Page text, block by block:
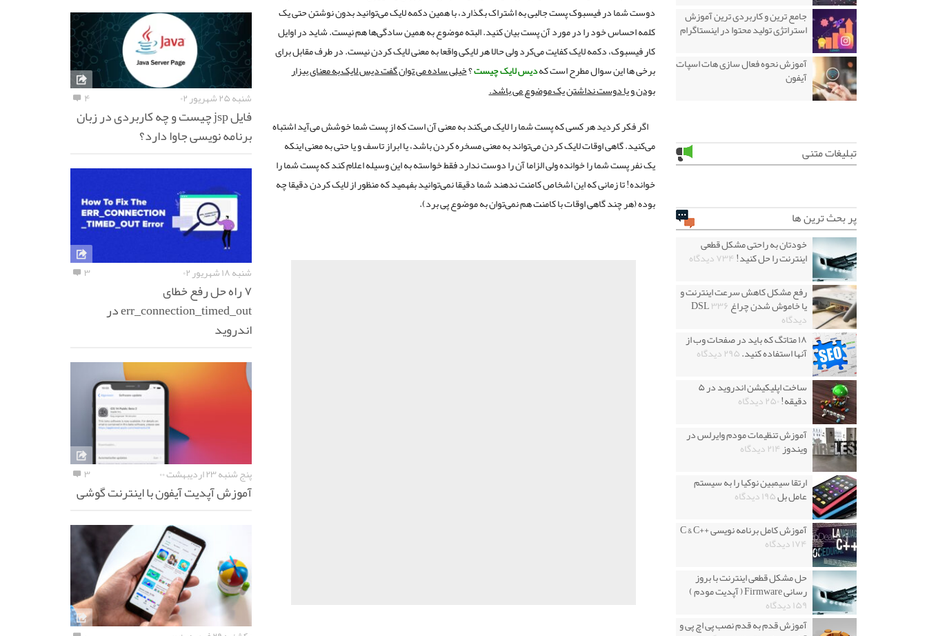
دوست شما در فیسبوک پست جالبی به اشتراک بگذارد، با همین دکمه لایک می‌توانید بدون نوشتن حتی یک
کلمه احساس خود را در مورد آن پست بیان کنید. البته موضوع به همین سادگی‌ها هم نیست. شاید در اوایل
کار فیسبوک، دکمه لایک کفایت می‌کرد ولی حالا هر لایکی واقعا به معنی لایک کردن نیست. در طرف مقابل برای
برخی ها این سوال مطرح است کهدیس لایک چیست؟خیلی ساده می توان گفت دیس لایک به معنای بیزار
بودن و یا دوست نداشتن یک موضوع می باشد.
اگر فکر کردید هر کسی که پست شما را لایک می‌کند به معنی آن است که از پست شما خوشش می‌آید اشتباه
می‌کنید. گاهی اوقات لایک کردن می‌تواند به معنی مسخره کردن باشد، یا ابراز تاسف و یا حتی به معنی اینکه
یک نفر پست شما را خوانده ولی الزاما آن را دوست ندارد فقط خواسته به این وسیله اعلام کند که پست شما را
خوانده! تا زمانی که این اشخاص کامنت ندهند شما دقیقا نمی‌توانید بفهمید که منظور از لایک کردن دقیقا چه
بوده (هر چند گاهی اوقات با کامنت هم نمی‌توان به موضوع پی برد).
جامع ترین و کاربردی ترین آموزش
استراتژی تولید محتوا در اینستاگرام
آموزش نحوه فعال سازی هات اسپات
آیفون
تبلیغات متنی
پر بحث ترین ها
خودتان به راحتی مشکل قطعی
اینترنت را حل کنید!۷۳۴ دیدگاه
رفع مشکل کاهش سرعت اینترنت و
یا خاموش شدن چراغ DSL۳۳۶
دیدگاه
۱۸ متاتگ که باید در صفحات وب از
آنها استفاده کنید.۲۹۵ دیدگاه
ساخت اپلیکیشن اندروید در ۵
دقیقه!۲۵۰ دیدگاه
آموزش تنظیمات مودم وایرلس در
ویندوز۲۱۴ دیدگاه
ارتقا سیمبین نوکیا را به سیستم
عامل بل۱۹۵ دیدگاه
آموزش کامل برنامه نویسی ++C & C
۱۷۴ دیدگاه
حل مشکل قطعی اینترنت با بروز
رسانی Firmware ( آپدیت مودم )
۱۵۹ دیدگاه
آموزش قدم به قدم نصب پی اچ پی و
شنبه ۲۵ شهریور ۰۲ ۴
فایل jsp چیست و چه کاربردی در زبان
برنامه نویسی جاوا دارد؟
شنبه ۱۸ شهریور ۰۲ ۳
۷ راه حل رفع خطای
err_connection_timed_out در
اندروید
پنج شنبه ۲۳ اردیبهشت ۰۰ ۳
آموزش آپدیت آیفون با اینترنت گوشی